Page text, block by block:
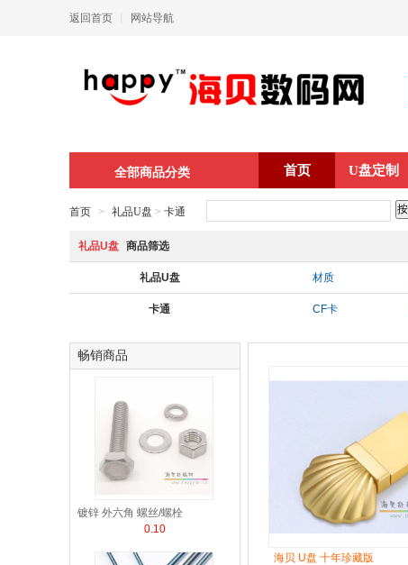
返回首页 网站导航
全部商品分类 首页 U盘定制
首页 > 礼品U盘 > 卡通
礼品U盘 商品筛选
礼品U盘 材质
卡通 CF卡
畅销商品
镀锌 外六角 螺丝/螺栓
0.10
海贝 U盘 十年珍藏版